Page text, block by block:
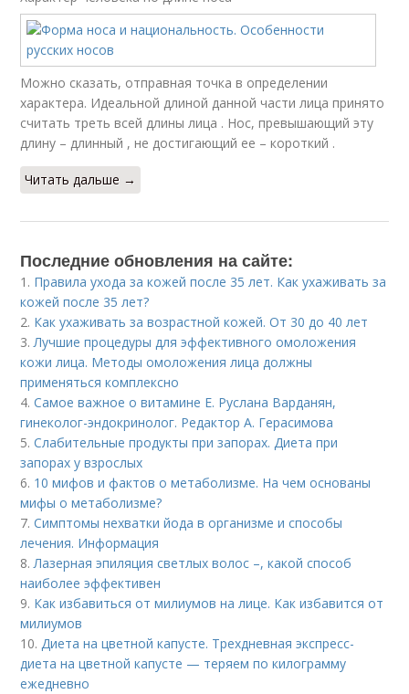
Можно сказать, отправная точка в определении
характера. Идеальной длиной данной части лица принято
считать треть всей длины лица . Нос, превышающий эту
длину – длинный , не достигающий ее – короткий .
Читать дальше →
Последние обновления на сайте:
1. Правила ухода за кожей после 35 лет. Как ухаживать за
кожей после 35 лет?
2. Как ухаживать за возрастной кожей. От 30 до 40 лет
3.Лучшие процедуры для эффективного омоложения
кожи лица. Методы омоложения лица должны
применяться комплексно
4.Самое важное о витамине Е. Руслана Варданян,
гинеколог-эндокринолог. Редактор А. Герасимова
5.Слабительные продукты при запорах. Диета при
запорах у взрослых
6. 10 мифов и фактов о метаболизме. На чем основаны
мифы о метаболизме?
7.Симптомы нехватки йода в организме и способы
лечения. Информация
8.Лазерная эпиляция светлых волос –, какой способ
наиболее эффективен
9. Как избавиться от милиумов на лице. Как избавится от
милиумов
10.Диета на цветной капусте. Трехдневная экспресс-
диета на цветной капусте — теряем по килограмму
ежедневно